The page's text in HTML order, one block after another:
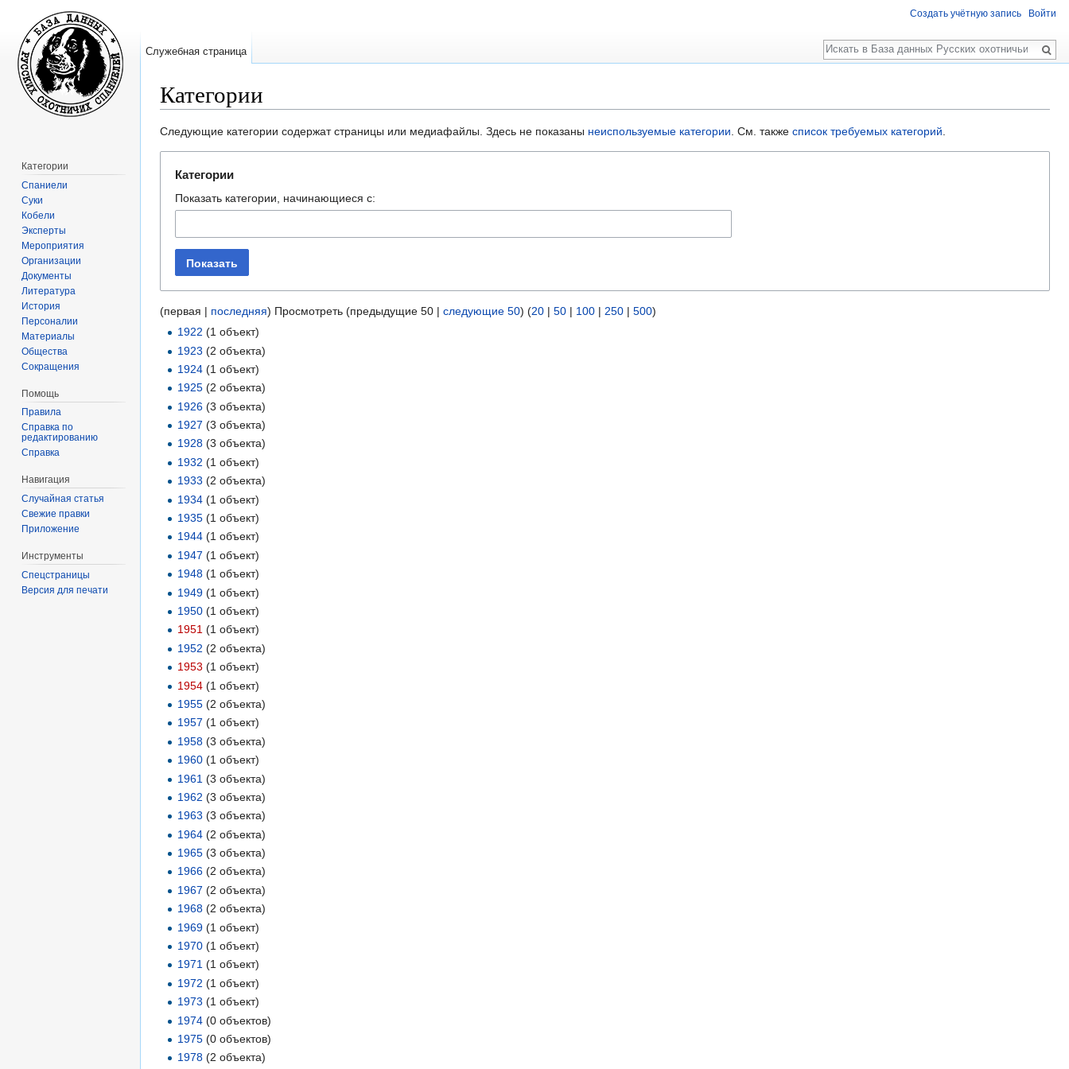
Категории
Следующие категории содержат страницы или медиафайлы. Здесь не показаны неиспользуемые категории. См. также список требуемых категорий.
Категории
Показать категории, начинающиеся с:
Показать
(первая | последняя) Просмотреть (предыдущие 50 | следующие 50) (20 | 50 | 100 | 250 | 500)
1922 ‏‎ (1 объект)
1923 ‏‎ (2 объекта)
1924 ‏‎ (1 объект)
1925 ‏‎ (2 объекта)
1926 ‏‎ (3 объекта)
1927 ‏‎ (3 объекта)
1928 ‏‎ (3 объекта)
1932 ‏‎ (1 объект)
1933 ‏‎ (2 объекта)
1934 ‏‎ (1 объект)
1935 ‏‎ (1 объект)
1944 ‏‎ (1 объект)
1947 ‏‎ (1 объект)
1948 ‏‎ (1 объект)
1949 ‏‎ (1 объект)
1950 ‏‎ (1 объект)
1951 ‏‎ (1 объект)
1952 ‏‎ (2 объекта)
1953 ‏‎ (1 объект)
1954 ‏‎ (1 объект)
1955 ‏‎ (2 объекта)
1957 ‏‎ (1 объект)
1958 ‏‎ (3 объекта)
1960 ‏‎ (1 объект)
1961 ‏‎ (3 объекта)
1962 ‏‎ (3 объекта)
1963 ‏‎ (3 объекта)
1964 ‏‎ (2 объекта)
1965 ‏‎ (3 объекта)
1966 ‏‎ (2 объекта)
1967 ‏‎ (2 объекта)
1968 ‏‎ (2 объекта)
1969 ‏‎ (1 объект)
1970 ‏‎ (1 объект)
1971 ‏‎ (1 объект)
1972 ‏‎ (1 объект)
1973 ‏‎ (1 объект)
1974 ‏‎ (0 объектов)
1975 ‏‎ (0 объектов)
1978 ‏‎ (2 объекта)
Создать учётную запись Войти
Служебная страница
Поиск
Категории
Спаниели
Суки
Кобели
Эксперты
Мероприятия
Организации
Документы
Литература
История
Персоналии
Материалы
Общества
Сокращения
Помощь
Правила
Справка по
редактированию
Справка
Навигация
Случайная статья
Свежие правки
Приложение
Инструменты
Спецстраницы
Версия для печати